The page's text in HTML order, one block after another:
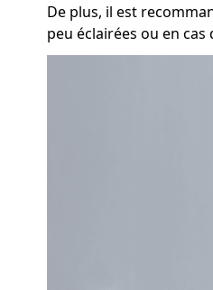
De plus, il est
peu éclairées ou en